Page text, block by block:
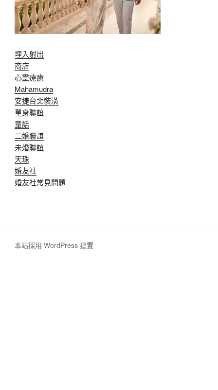
埋入射出
商店
心靈療癒
Mahamudra
安捷台北裝潢
單身聯誼
童話
二婚聯誼
未婚聯誼
天珠
婚友社
婚友社常見問題
本站採用 WordPress 建置